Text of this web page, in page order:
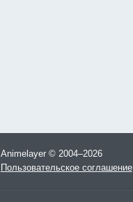
Animelayer © 2004–2026
Пользовательское соглашение